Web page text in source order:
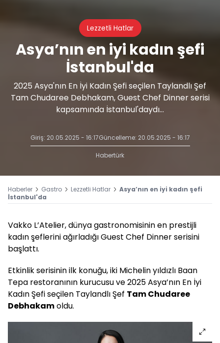
Lezzetli Hatlar
Asya’nın en iyi kadın şefi
İstanbul'da
2025 Asya'nın En İyi Kadın Şefi seçilen Taylandlı Şef
Tam Chudaree Debhakam, Guest Chef Dinner serisi
kapsamında İstanbul'daydı...
Giriş: 20.05.2025 - 16:17Güncelleme: 20.05.2025 - 16:17
Habertürk
Haberler Gastro Lezzetli Hatlar
Asya’nın en iyi kadın şefi
İstanbul'da
Vakko L’Atelier, dünya gastronomisinin en prestijli
kadın şeflerini ağırladığı Guest Chef Dinner serisini
başlattı.
Etkinlik serisinin ilk konuğu, iki Michelin yıldızlı Baan
Tepa restoranının kurucusu ve 2025 Asya’nın En İyi
Kadın Şefi seçilen Taylandlı Şef Tam Chudaree
Debhakamoldu.